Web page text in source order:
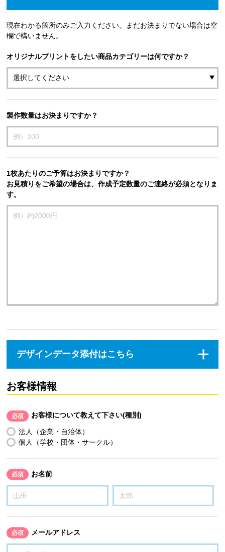
現在わかる箇所のみご入力ください。まだお決まりでない場合は空
欄で構いません。
オリジナルプリントをしたい商品カテゴリーは何ですか？
製作数量はお決まりですか？
1枚あたりのご予算はお決まりですか？
お見積りをご希望の場合は、作成予定数量のご連絡が必須となりま
す。
デザインデータ添付はこちら
お客様情報
必須 お客様について教えて下さい(種別)
法人（企業・自治体）
個人（学校・団体・サークル）
必須 お名前
必須 メールアドレス